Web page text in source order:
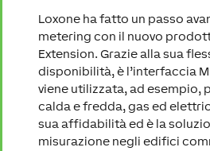
Loxone ha fatto un passo
metering con il nuovo
Extension. Grazie alla sua
disponibilità, è l’interfaccia
viene utilizzata, ad esempio,
calda e fredda, gas ed
sua affidabilità ed è la
misurazione negli edifici